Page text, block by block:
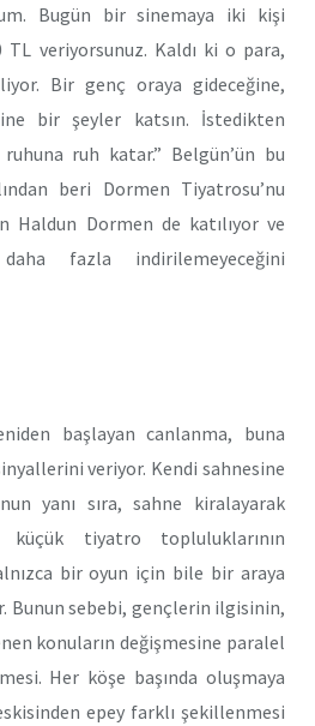
Bugün bir sinemaya iki kişi
veriyorsunuz. Kaldı ki o para,
Bir genç oraya gideceğine,
bir şeyler katsın. İstedikten
ruh katar.” Belgün’ün bu
beri Dormen Tiyatrosu’nu
Haldun Dormen de katılıyor ve
fazla indirilemeyeceğini
başlayan canlanma, buna
veriyor. Kendi sahnesine
yanı sıra, sahne kiralayarak
küçük tiyatro topluluklarının
bir oyun için bile bir araya
Bunun sebebi, gençlerin ilgisinin,
konuların değişmesine paralel
Her köşe başında oluşmaya
epey farklı şekillenmesi